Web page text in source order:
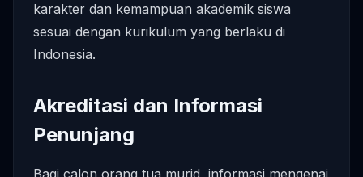
karakter dan kemampuan akademik siswa
sesuai dengan kurikulum yang berlaku di
Indonesia.
Akreditasi dan Informasi
Penunjang
Bagi calon orang tua murid, informasi mengenai